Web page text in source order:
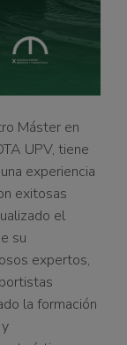
Máster en
UPV, tiene
experiencia
exitosas
el
su
expertos,
la formación